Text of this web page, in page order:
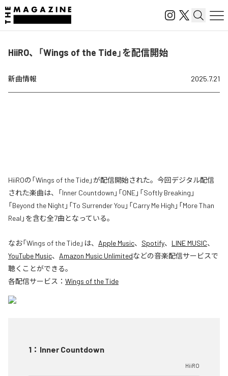
HiiRO、「Wings of the Tide」を配信開始
新曲情報 2025.7.21
HiiROの「Wings of the Tide」が配信開始された。今回デジタル配信
された楽曲は、「Inner Countdown」「ONE」「Softly Breaking」
「Beyond the Night」「To Surrender You」「Carry Me High」「More Than
Real」を含む全7曲となっている。
なお「Wings of the Tide」は、 Apple Music、 Spotify、 LINE MUSIC、
YouTube Music、 Amazon Music Unlimitedなどの音楽配信サービスで
聴くことができる。
各配信サービス： Wings of the Tide
1 ： Inner Countdown
HiiRO